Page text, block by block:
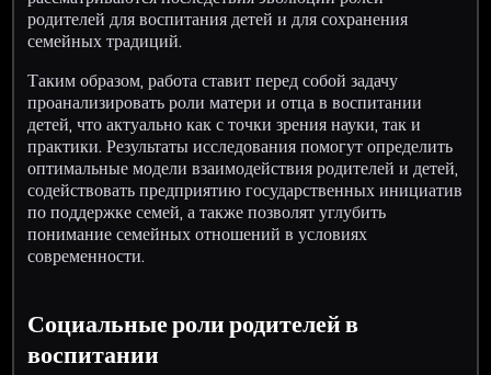
родителей для воспитания детей и для сохранения
семейных традиций.
Таким образом, работа ставит перед собой задачу
проанализировать роли матери и отца в воспитании
детей, что актуально как с точки зрения науки, так и
практики. Результаты исследования помогут определить
оптимальные модели взаимодействия родителей и детей,
содействовать предприятию государственных инициатив
по поддержке семей, а также позволят углубить
понимание семейных отношений в условиях
современности.
Социальные роли родителей в
воспитании